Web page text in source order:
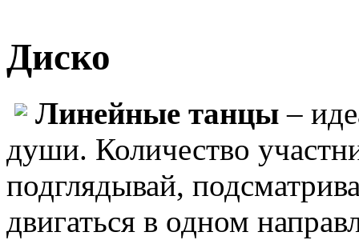
Диско
Линейные танцы –
души. Количество
подглядывай,
двигаться в одном